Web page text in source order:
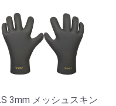
3mm メッシュスキン